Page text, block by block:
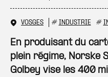
VOSGES # INDUSTRIE #
En produisant du
plein régime, Norske
Golbey vise les 400